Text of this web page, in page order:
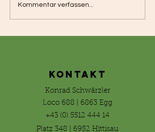
Kommentar verfassen...
KONTAKT
Konrad Schwärzler
Loco 688 | 6863 Egg
+43 (0) 5512 444 14
Platz 348 | 6952 Hittisau